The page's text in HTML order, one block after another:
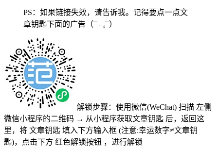
PS：如果链接失效，请告诉我。记得要点一点文
章钥匙下面的广告 （¯﹃¯）
解锁步骤：使用微信(WeChat) 扫描 左侧
微信小程序的二维码 → 从小程序获取文章钥匙 后，返回这
里，将 文章钥匙 填入下方输入框 (注意:幸运数字≠文章钥
匙)，点击下方 红色解锁按钮 ，进行解锁